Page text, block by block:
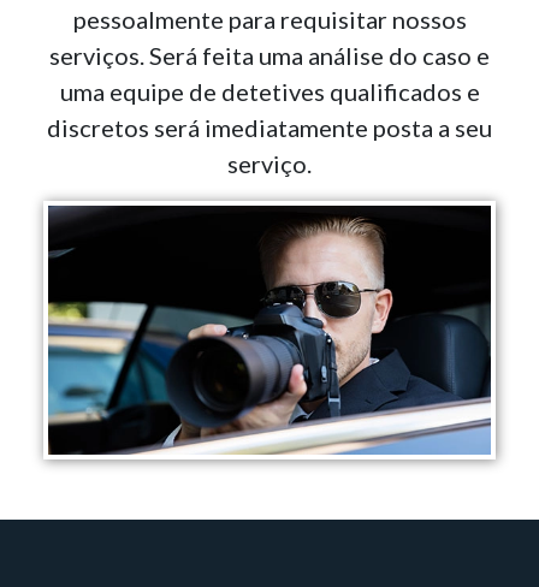
pessoalmente para requisitar nossos
serviços. Será feita uma análise do caso e
uma equipe de detetives qualificados e
discretos será imediatamente posta a seu
serviço.